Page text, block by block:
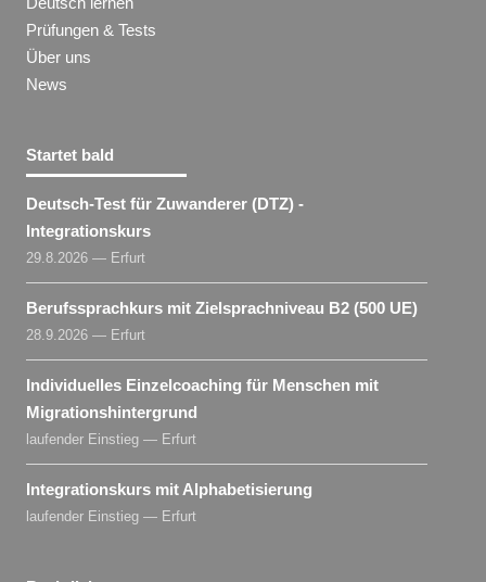
Prüfungen & Tests
Über uns
News
Startet bald
Deutsch-Test für Zuwanderer (DTZ) -
Integrationskurs
29.8.2026 — Erfurt
Berufssprachkurs mit Zielsprachniveau B2 (500 UE)
28.9.2026 — Erfurt
Individuelles Einzelcoaching für Menschen mit
Migrationshintergrund
laufender Einstieg — Erfurt
Integrationskurs mit Alphabetisierung
laufender Einstieg — Erfurt